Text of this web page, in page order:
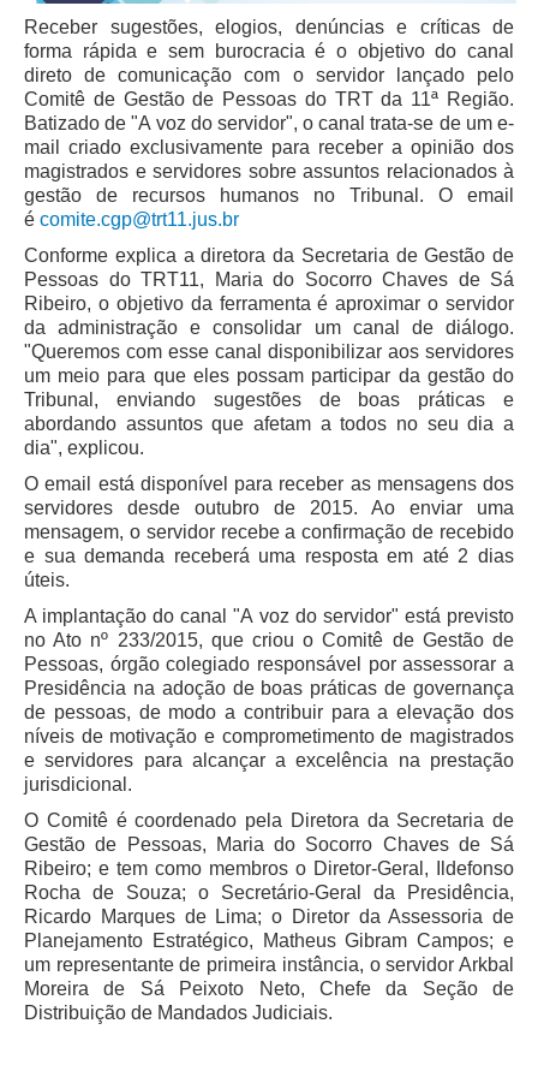
Juízes Substitutos
Diretores
Comitês
Comitê Gestor Regional do PJe
Comitê Gestor Regional do e-Gestão e de Tabelas
Processuais Unificadas
Comissão Regional de Pesquisa Judiciária e Ciência de
Dados
Comissão de Ética
Comitê de Priorização do Primeiro Grau
Comissão de Uniformização de Jurisprudência
Comitê de Gestão de Pessoas
Comissão de Vitaliciamento
Comitê de Atenção Integral à Saúde de Magistrados e
Servidores
Comitê de Combate ao Trabalho Infantil e de Estímulo à
Aprendizagem
Comitê de Incentivo à Participação Institucional Feminina
no âmbito do TRT-11
Comitê de Prevenção e Enfrentamento do Assédio
Moral, do Assédio Sexual e da Discriminação
Comissão Permanente de Gestão Socioambiental
Comitê Gestor do Plano de Contratações e Aquisições
no Âmbito do TRT11
Grupo Operacional do Centro de Inteligência
Comitê de Equidade de Raça, Gênero e Diversidade
Comitê PopRuaJud
Comissão de Justiça Itinerante
Receber sugestões, elogios, denúncias e críticas de
forma rápida e sem burocracia é o objetivo do canal
direto de comunicação com o servidor lançado pelo
Comitê de Gestão de Pessoas do TRT da 11ª Região.
Batizado de "A voz do servidor", o canal trata-se de um e-
mail criado exclusivamente para receber a opinião dos
magistrados e servidores sobre assuntos relacionados à
gestão de recursos humanos no Tribunal. O email
é comite.cgp@trt11.jus.br
Conforme explica a diretora da Secretaria de Gestão de
Pessoas do TRT11, Maria do Socorro Chaves de Sá
Ribeiro, o objetivo da ferramenta é aproximar o servidor
da administração e consolidar um canal de diálogo.
"Queremos com esse canal disponibilizar aos servidores
um meio para que eles possam participar da gestão do
Tribunal, enviando sugestões de boas práticas e
abordando assuntos que afetam a todos no seu dia a
dia", explicou.
O email está disponível para receber as mensagens dos
servidores desde outubro de 2015. Ao enviar uma
mensagem, o servidor recebe a confirmação de recebido
e sua demanda receberá uma resposta em até 2 dias
úteis.
A implantação do canal "A voz do servidor" está previsto
no Ato nº 233/2015, que criou o Comitê de Gestão de
Pessoas, órgão colegiado responsável por assessorar a
Presidência na adoção de boas práticas de governança
de pessoas, de modo a contribuir para a elevação dos
níveis de motivação e comprometimento de magistrados
e servidores para alcançar a excelência na prestação
jurisdicional.
O Comitê é coordenado pela Diretora da Secretaria de
Gestão de Pessoas, Maria do Socorro Chaves de Sá
Ribeiro; e tem como membros o Diretor-Geral, Ildefonso
Rocha de Souza; o Secretário-Geral da Presidência,
Ricardo Marques de Lima; o Diretor da Assessoria de
Planejamento Estratégico, Matheus Gibram Campos; e
um representante de primeira instância, o servidor Arkbal
Moreira de Sá Peixoto Neto, Chefe da Seção de
Distribuição de Mandados Judiciais.